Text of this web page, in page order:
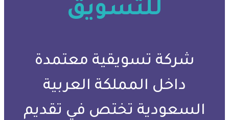
للتسويق
شركة تسويقية معتمدة
داخل المملكة العربية
السعودية تختص في تقديم